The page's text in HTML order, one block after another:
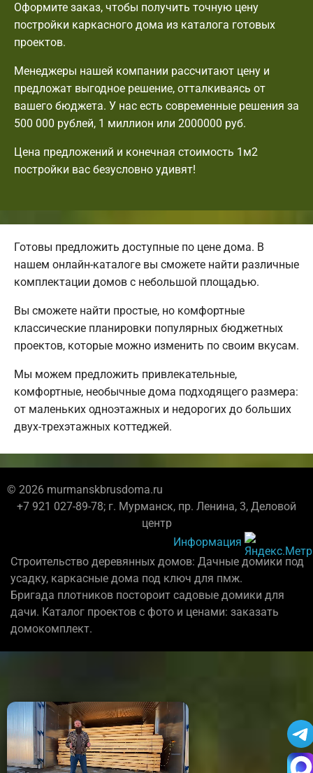
Оформите заказ, чтобы получить точную цену
постройки каркасного дома из каталога готовых
проектов.
Менеджеры нашей компании рассчитают цену и
предложат выгодное решение, отталкиваясь от
вашего бюджета. У нас есть современные решения за
500 000 рублей, 1 миллион или 2000000 руб.
Цена предложений и конечная стоимость 1м2
постройки вас безусловно удивят!
Готовы предложить доступные по цене дома. В
нашем онлайн-каталоге вы сможете найти различные
комплектации домов с небольшой площадью.
Вы сможете найти простые, но комфортные
классические планировки популярных бюджетных
проектов, которые можно изменить по своим вкусам.
Мы можем предложить привлекательные,
комфортные, необычные дома подходящего размера:
от маленьких одноэтажных и недорогих до больших
двух-трехэтажных коттеджей.
© 2026 murmanskbrusdoma.ru
+7 921 027-89-78; г. Мурманск, пр. Ленина, 3, Деловой
центр
Информация
Строительство деревянных домов: Дачные домики под
усадку, каркасные дома под ключ для пмж.
Бригада плотников постороит садовые домики для
дачи. Каталог проектов с фото и ценами: заказать
домокомплект.